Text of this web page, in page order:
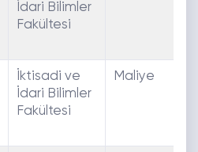
İdari Bilimler
Fakültesi
İktisadi ve
İdari Bilimler
Fakültesi
Maliye